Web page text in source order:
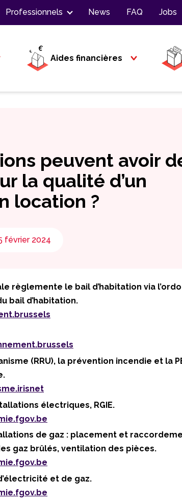
Professionnels News FAQ Jobs
Aides financières
peuvent avoir
la qualité d’un
location ?
février 2024
règlemente le bail d’habitation via
bail d’habitation.
(RRU), la prévention incendie et la
électriques, RGIE.
de gaz : placement et
gaz brûlés, ventilation des pièces.
et de gaz.